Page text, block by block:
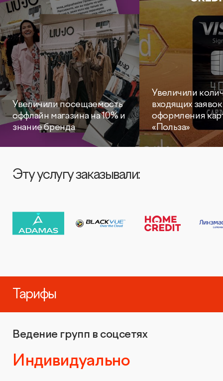
Видеопродакшн
Увеличили посещаемость
оффлайн магазина на 10% и
знание бренда
Увеличили
входящих
оформления
«Польза»
Эту услугу заказывали:
Тарифы
Ведение групп в соцсетях
Индивидуально